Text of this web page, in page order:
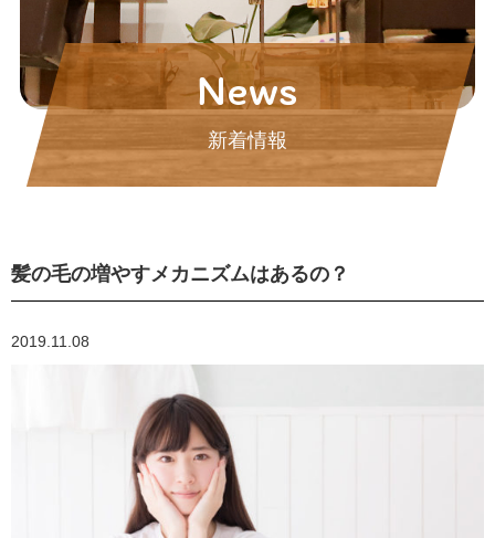
News
新着情報
髪の毛の増やすメカニズムはあるの？
2019.11.08